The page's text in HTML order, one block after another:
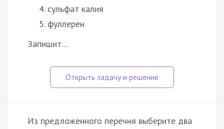
сульфат калия
фуллерен
Запишит…
Из предложенного перечня выберите два